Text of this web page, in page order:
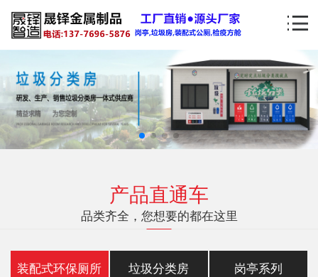
产品直通车
品类齐全，您想要的都在这里
装配式环保厕所 垃圾分类房 岗亭系列